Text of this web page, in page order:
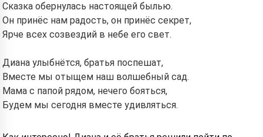
Сказка обернулась настоящей былью.
Он принёс нам радость, он принёс секрет,
Ярче всех созвездий в небе его свет.
Диана улыбнётся, братья поспешат,
Вместе мы отыщем наш волшебный сад.
Мама с папой рядом, нечего бояться,
Будем мы сегодня вместе удивляться.
Hi! I am Storiko 👋
I tell magical bedtime stories for
Read a story